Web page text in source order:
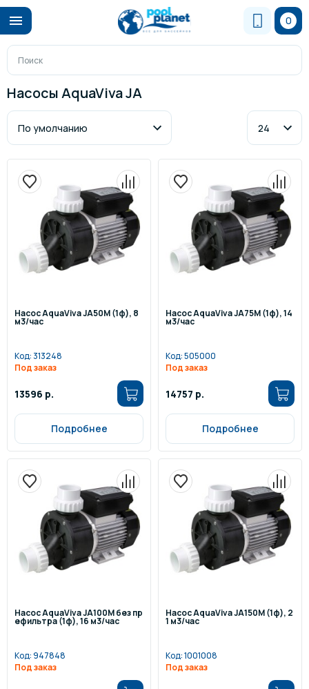
0
Насосы AquaViva JA
Насос AquaViva JA50M (1ф), 8
м3/час
Код:313248
Под заказ
13596 р.
Подробнее
Насос AquaViva JA75M (1ф), 14
м3/час
Код:505000
Под заказ
14757 р.
Подробнее
Насос AquaViva JA100M без пр
ефильтра (1ф), 16 м3/час
Код:947848
Под заказ
Насос AquaViva JA150M (1ф), 2
1 м3/час
Код:1001008
Под заказ